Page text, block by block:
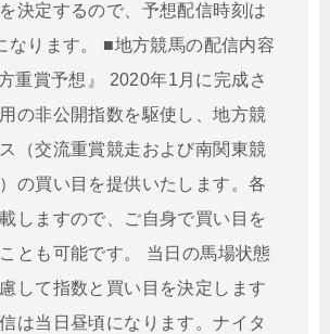
決定するので、予想配信時刻は
なります。 ■地方競馬の配信内容
重賞予想』 2020年1月に完成さ
の非公開指数を駆使し、地方競
（交流重賞競走および南関東競
の買い目を提供いたします。各
しますので、ご自身で買い目を
とも可能です。 当日の馬場状態
して指数と買い目を決定します
は当日昼頃になります。ナイタ